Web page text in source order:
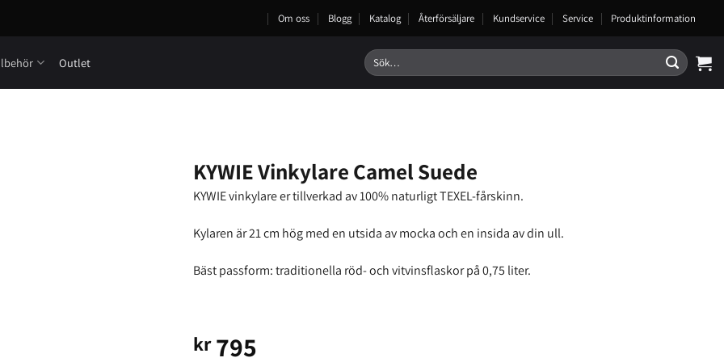
Om oss Blogg Katalog Återförsäljare Kundservice Service Produktinformation
Outlet
Sök
efter:
KYWIE Vinkylare Camel Suede
KYWIE vinkylare er tillverkad av 100% naturligt TEXEL-fårskinn.
Kylaren är 21 cm hög med en utsida av mocka och en insida av din ull.
Bäst passform: traditionella röd- och vitvinsflaskor på 0,75 liter.
kr795